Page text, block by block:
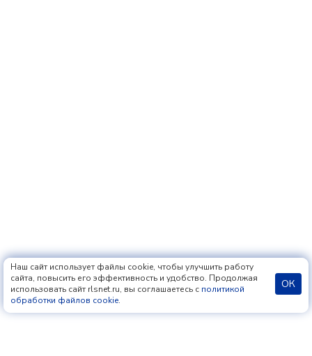
Наш сайт использует файлы cookie, чтобы улучшить работу
сайта, повысить его эффективность и удобство. Продолжая
использовать сайт rlsnet.ru, вы соглашаетесь с политикой
обработки файлов cookie.
ОК